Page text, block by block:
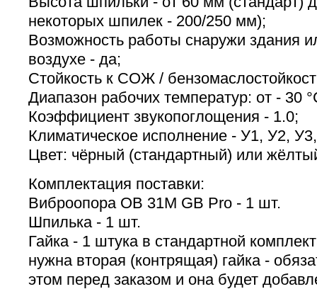
некоторых шпилек - 200/250 мм);
Возможность работы снаружи здания
воздухе - да;
Стойкость к СОЖ /
Диапазон рабочих температур: от - 30
Коэффициент звукопоглощения - 1.0;
Климатическое исполнение - У1, У2,
Цвет: чёрный (стандартный) или
Комплектация поставки:
Виброопора ОВ 31М GB Pro - 1 шт.
Шпилька - 1 шт.
Гайка - 1 штука в стандартной
нужна вторая (контрящая) гайка -
этом перед заказом и она будет